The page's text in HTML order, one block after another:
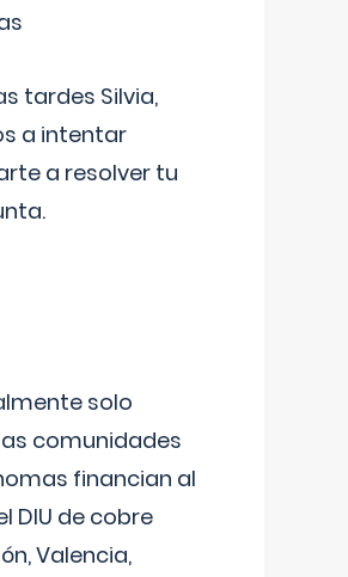
tardes Silvia,
a intentar
a resolver tu
solo
comunidades
financian al
DIU de cobre
Valencia,